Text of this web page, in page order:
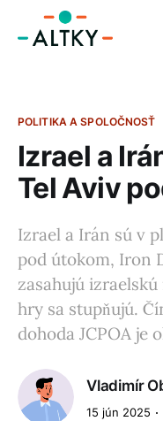
POLITIKA A SPOLOČNOSŤ
Izrael a
Tel Aviv
Izrael a Irán sú v
pod útokom, Iron
zasahujú
hry sa stupňujú.
dohoda JCPOA je
Vladimír
15 jún 2025